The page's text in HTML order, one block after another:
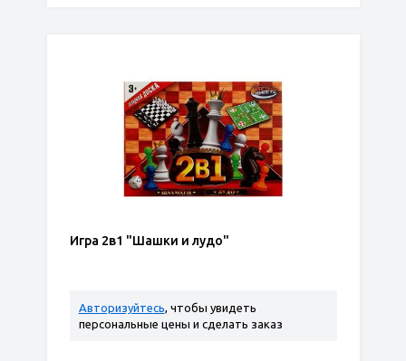
Игра 2в1 "Шашки и лудо"
Авторизуйтесь, чтобы увидеть
персональные цены и сделать заказ